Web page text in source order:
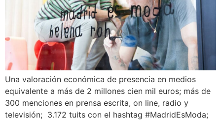
Una valoración económica de presencia en medios
equivalente a más de 2 millones cien mil euros; más de
300 menciones en prensa escrita, on line, radio y
televisión; 3.172 tuits con el hashtag #MadridEsModa;